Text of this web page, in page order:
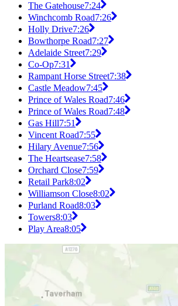
The Gatehouse7:24
Winchcomb Road7:26
Holly Drive7:26
Bowthorpe Road7:27
Adelaide Street7:29
Co-Op7:31
Rampant Horse Street7:38
Castle Meadow7:45
Prince of Wales Road7:46
Prince of Wales Road7:48
Gas Hill7:51
Vincent Road7:55
Hilary Avenue7:56
The Heartsease7:58
Orchard Close7:59
Retail Park8:02
Williamson Close8:02
Purland Road8:03
Towers8:03
Play Area8:05